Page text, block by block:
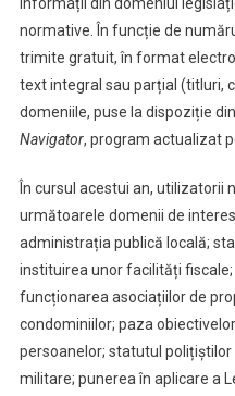
normative. În funcție de
trimite gratuit, în format
text integral sau parțial (titluri,
domeniile, puse la dispoziție
Navigator, program actualizat
În cursul acestui an,
următoarele domenii de
administrația publică locală;
instituirea unor facilități
funcționarea asociațiilor de
condominiilor; paza
persoanelor; statutul
militare; punerea în aplicare a